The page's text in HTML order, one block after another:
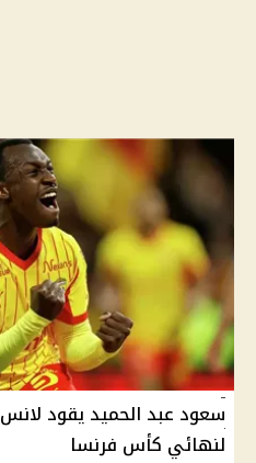
سعود عبد الحميد يقود
لنهائي كأس فرنسا